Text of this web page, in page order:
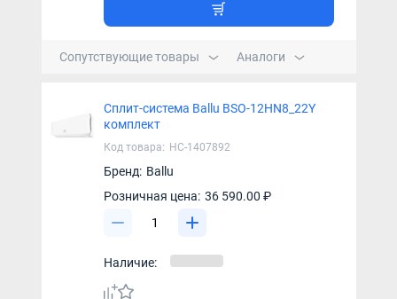
Сопутствующие товары Аналоги
Сплит-система Ballu BSO-12HN8_22Y
комплект
Код товара: НС-1407892
Бренд: Ballu
Розничная цена: 36 590.00 ₽
Наличие: